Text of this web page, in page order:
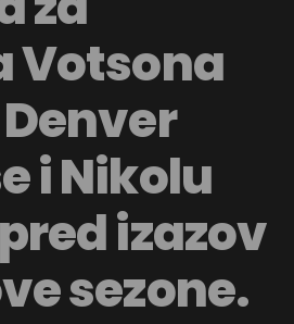
Votsona
i Nikolu
izazov
sezone.